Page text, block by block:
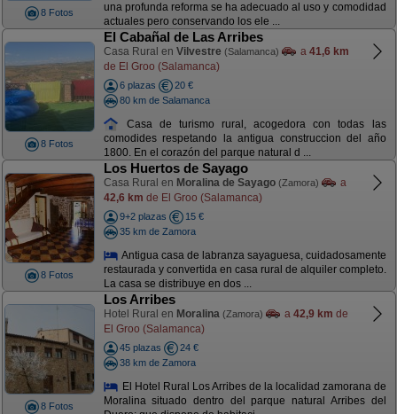
8 Fotos
una profunda reforma se ha adecuado al uso y comodidad
actuales pero conservando los ele ...
8 Fotos
El Cabañal de Las Arribes
Casa Rural en Vilvestre (Salamanca) a 41,6 km
de El Groo (Salamanca)
6 plazas
20 €
80 km de Salamanca
Casa de turismo rural, acogedora con todas las
comodides respetando la antigua construccion del año
1800. En el corazón del parque natural d ...
8 Fotos
Los Huertos de Sayago
Casa Rural en Moralina de Sayago (Zamora)
a
42,6 km de El Groo (Salamanca)
9+2 plazas
15 €
35 km de Zamora
Antigua casa de labranza sayaguesa, cuidadosamente
restaurada y convertida en casa rural de alquiler completo.
La casa se distribuye en dos ...
8 Fotos
Los Arribes
Hotel Rural en Moralina (Zamora) a 42,9 km de
El Groo (Salamanca)
45 plazas
24 €
38 km de Zamora
El Hotel Rural Los Arribes de la localidad zamorana de
Moralina situado dentro del parque natural Arribes del